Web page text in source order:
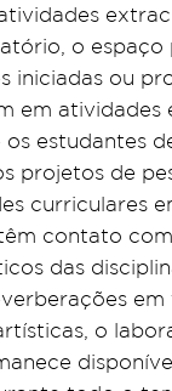
o espaço
iniciadas ou
em atividades
os estudantes
projetos de
curriculares
contato
das
em
o